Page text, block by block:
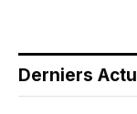
Derniers